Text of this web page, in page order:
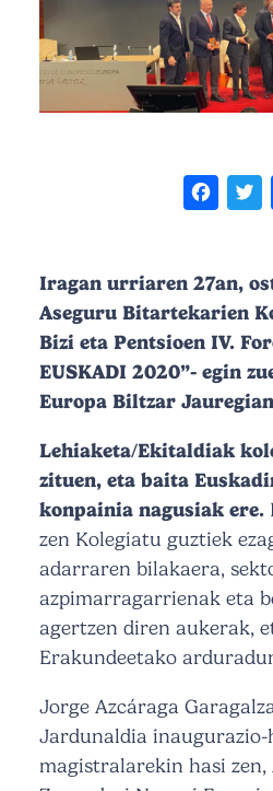
Iragan urriaren 27an,
Aseguru Bitartekarien
Bizi eta Pentsioen IV.
EUSKADI 2020”- egin
Europa Biltzar
Lehiaketa/Ekitaldiak
zituen, eta baita
konpainia nagusiak ere.
zen Kolegiatu guztiek
adarraren bilakaera,
azpimarragarrienak eta
agertzen diren aukerak,
Erakundeetako
Jorge Azcáraga
Jardunaldia
magistralarekin hasi zen,